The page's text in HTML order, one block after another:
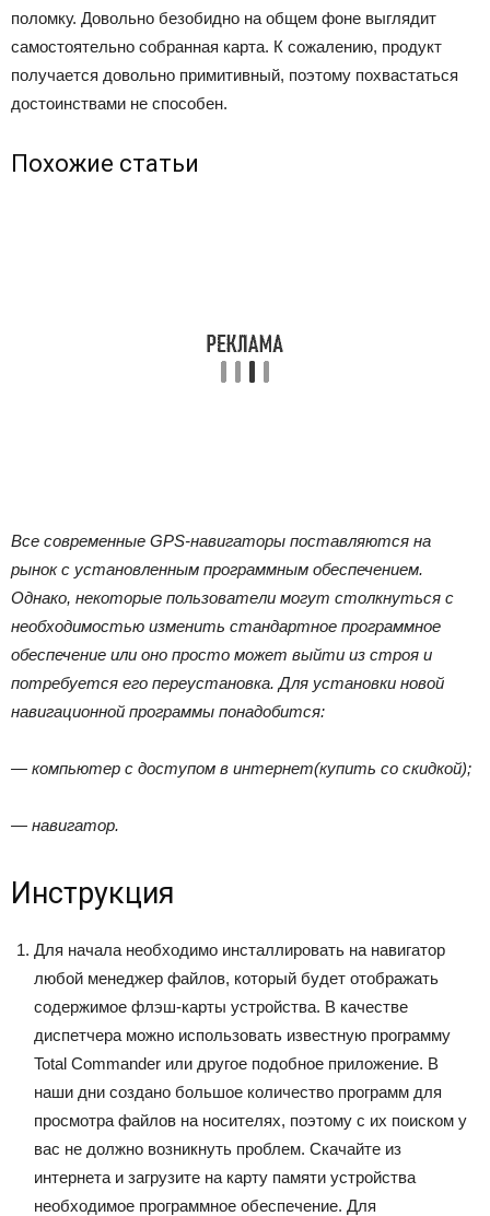
поломку. Довольно безобидно на общем фоне выглядит
самостоятельно собранная карта. К сожалению, продукт
получается довольно примитивный, поэтому похвастаться
достоинствами не способен.
Похожие статьи
Все современные GPS-навигаторы поставляются на
рынок с установленным программным обеспечением.
Однако, некоторые пользователи могут столкнуться с
необходимостью изменить стандартное программное
обеспечение или оно просто может выйти из строя и
потребуется его переустановка. Для установки новой
навигационной программы понадобится:
— компьютер с доступом в интернет(купить со скидкой);
— навигатор.
Инструкция
Для начала необходимо инсталлировать на навигатор
любой менеджер файлов, который будет отображать
содержимое флэш-карты устройства. В качестве
диспетчера можно использовать известную программу
Total Commander или другое подобное приложение. В
наши дни создано большое количество программ для
просмотра файлов на носителях, поэтому с их поиском у
вас не должно возникнуть проблем. Скачайте из
интернета и загрузите на карту памяти устройства
необходимое программное обеспечение. Для